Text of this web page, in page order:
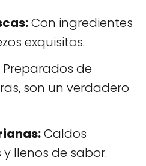
Con ingredientes
exquisitos.
Preparados de
son un verdadero
Caldos
llenos de sabor.